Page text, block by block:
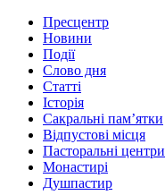
Пресцентр
Новини
Події
Слово дня
Статті
Історія
Сакральні пам’ятки
Відпустові місця
Пасторальні центри
Монастирі
Душпастир